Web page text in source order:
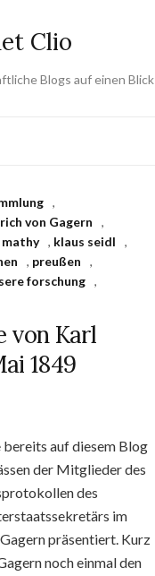
Clio
Blogs auf einen Blick
,
von Gagern
,
, klaus seidl
,
, preußen
,
forschung
,
von Karl
1849
auf diesem Blog
der Mitglieder des
des
im
präsentiert. Kurz
noch einmal den